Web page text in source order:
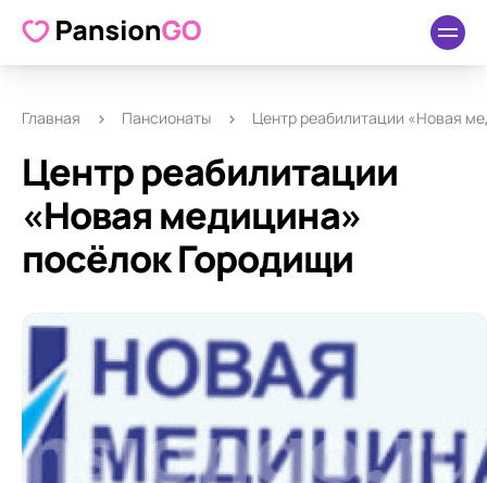
О пансионате Удобства Отзывы
Главная Пансионаты Центр реабилитации «Новая
Центр реабилитации
«Новая медицина»
посёлок Городищи